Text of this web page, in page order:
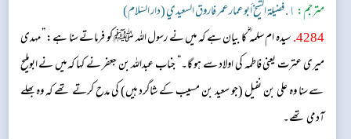
مترجم: ١. فضيلة الشيخ أبو عمار عمر فاروق السعيدي (دار السّلام)
4284
.سیدہ ام سلمہ‬ ؓ ک‬ا بیان ہے کہ میں نے رسول اللہ ﷺ کو فرماتے سنا ہے: ”مہدی
میری عترت یعنی فاطمہ کی اولاد سے ہو گا۔“ جناب عبداللہ بن جعفر نے کہا کہ میں نے ابوملیح
سے سنا وہ علی بن نفیل (جو سعید بن مسیب کے شاگرد ہیں) کی مدح کرتے تھے کہ وہ بھلے
آدمی تھے۔